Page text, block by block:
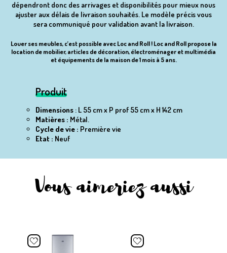
dépendront donc des arrivages et disponibilités pour mieux nous
ajuster aux délais de livraison souhaités. Le modèle précis vous
sera communiqué pour validation avant la livraison.
Louer ses meubles, c’est possible avec Loc and Roll ! Loc and Roll propose la
location de mobilier, articles de décoration, électroménager et multimédia
et équipements de la maison de 1 mois à 5 ans.
Produit
Dimensions: L 55 cm x P prof 55 cm x H 142 cm
Matières : Métal.
Cycle de vie : Première vie
Etat : Neuf
Vous aimeriez aussi